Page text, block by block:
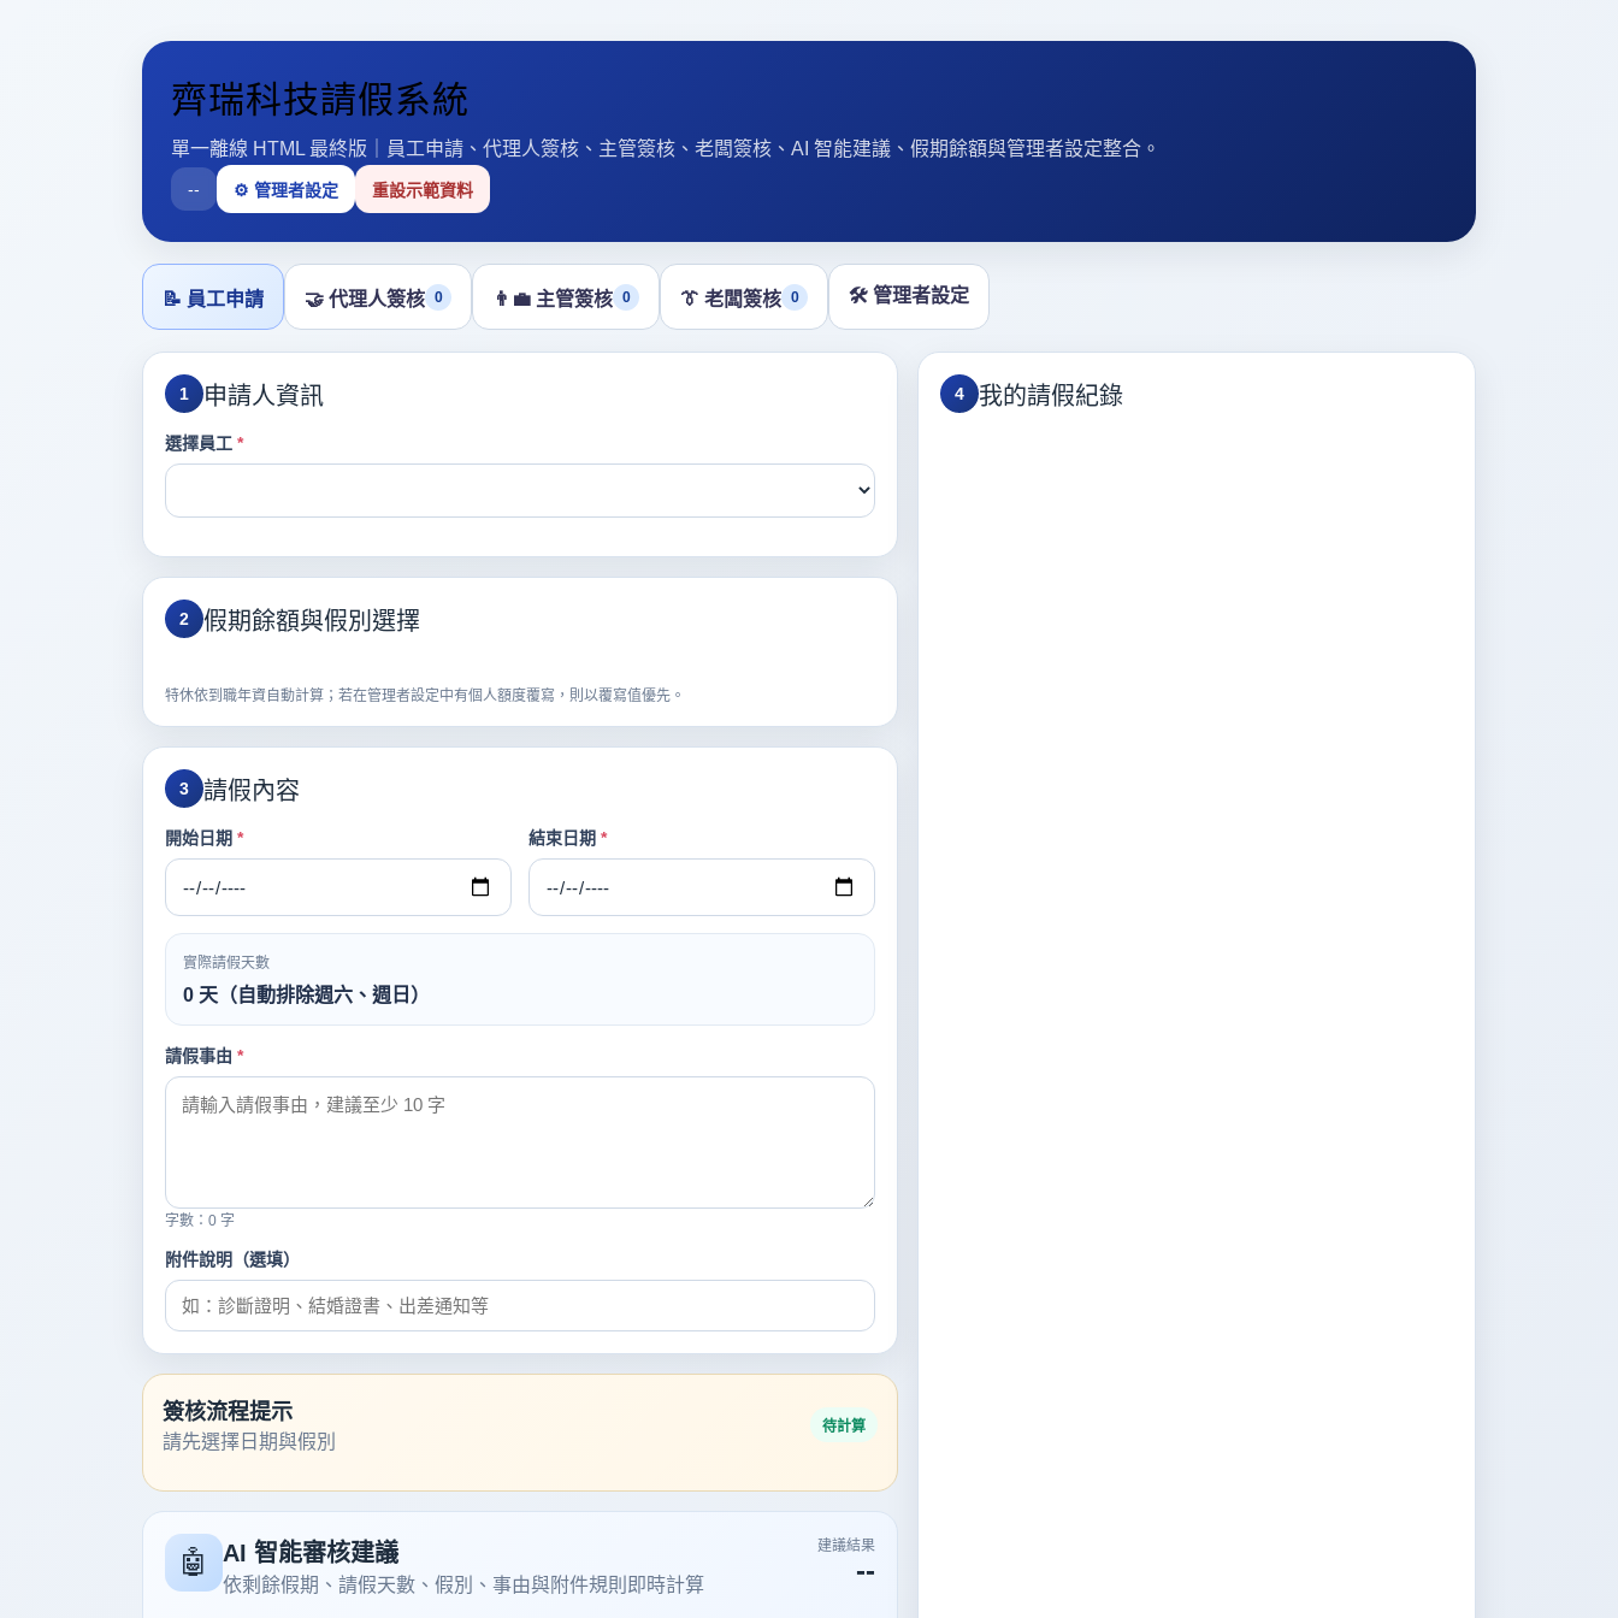
齊瑞科技請假系統
單一離線 HTML 最終版｜員工申請、代理人簽核、主管簽核、老闆簽核、AI 智能建議、假期餘額與管理者設定整合。
-- ⚙️ 管理者設定 重設示範資料
📝 員工申請 🤝 代理人簽核 0 👨‍💼 主管簽核 0 👔 老闆簽核 0 🛠️ 管理者設定
1 申請人資訊
選擇員工 *
2 假期餘額與假別選擇
特休依到職年資自動計算；若在管理者設定中有個人額度覆寫，則以覆寫值優先。
3 請假內容
開始日期 * 結束日期 *
實際請假天數
0 天（自動排除週六、週日）
請假事由 *
字數： 0 字
附件說明（選填）
簽核流程提示
請先選擇日期與假別
待計算
🤖 AI 智能審核建議
依剩餘假期、請假天數、假別、事由與附件規則即時計算
建議結果
--
4 我的請假紀錄